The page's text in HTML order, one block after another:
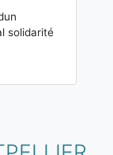
solidarité